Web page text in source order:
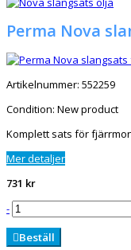
Perma Nova
Artikelnummer: 552259
Condition: New product
Komplett sats för
Mer detaljer
731 kr
-
Beställ